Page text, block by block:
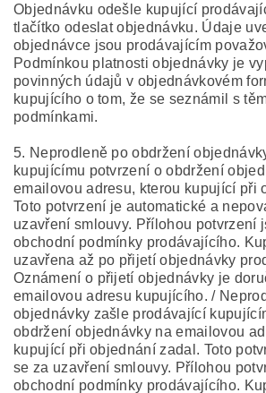
Objednávku odešle kupující
tlačítko odeslat objednávku. Údaje
objednávce jsou prodávajícím
Podmínkou platnosti objednávky je
povinných údajů v objednávkovém
kupujícího o tom, že se seznámil s
podmínkami.
5. Neprodleně po obdržení
kupujícímu potvrzení o obdržení
emailovou adresu, kterou kupující při
Toto potvrzení je automatické a
uzavření smlouvy. Přílohou potvrzení
obchodní podmínky prodávajícího.
uzavřena až po přijetí objednávky
Oznámení o přijetí objednávky je
emailovou adresu kupujícího. /
objednávky zašle prodávající
obdržení objednávky na emailovou
kupující při objednání zadal. Toto
se za uzavření smlouvy. Přílohou
obchodní podmínky prodávajícího.